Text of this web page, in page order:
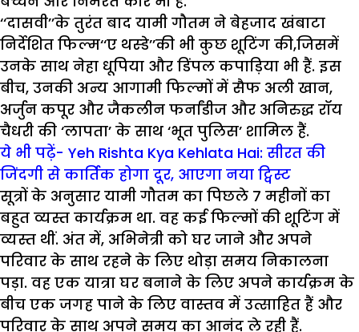
‘‘दासवी’’के तुरंत बाद यामी गौतम ने बेहजाद खंबाटा
निर्देशित फिल्म‘‘ए थस्डे’’की भी कुछ शूटिंग की,जिसमें
उनके साथ नेहा धूपिया और डिंपल कपाड़िया भी हैं. इस
बीच, उनकी अन्य आगामी फिल्मों में सैफ अली खान,
अर्जुन कपूर और जैकलीन फर्नांडीज और अनिरुद्ध रॉय
चैधरी की ‘लापता’ के साथ ‘भूत पुलिस’ शामिल हैं.
ये भी पढ़ें- Yeh Rishta Kya Kehlata Hai: सीरत की
जिंदगी से कार्तिक होगा दूर, आएगा नया ट्विस्ट
सूत्रों के अनुसार यामी गौतम का पिछले 7 महीनों का
बहुत व्यस्त कार्यक्रम था. वह कई फिल्मों की शूटिंग में
व्यस्त थीं. अंत में, अभिनेत्री को घर जाने और अपने
परिवार के साथ रहने के लिए थोड़ा समय निकालना
पड़ा. वह एक यात्रा घर बनाने के लिए अपने कार्यक्रम के
बीच एक जगह पाने के लिए वास्तव में उत्साहित हैं और
परिवार के साथ अपने समय का आनंद ले रही हैं.